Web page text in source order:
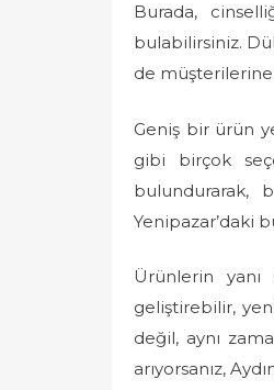
Burada,
bulabilirsiniz.
de
Geniş bir ürün
gibi birçok
bulundurarak,
Yenipazar’daki
Ürünlerin yanı
geliştirebilir,
değil, aynı
arıyorsanız,